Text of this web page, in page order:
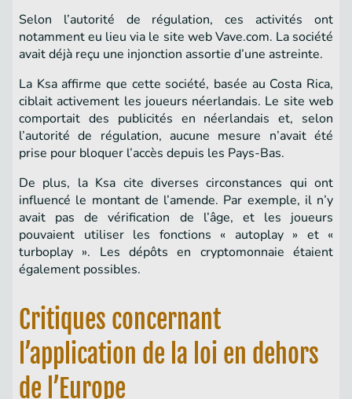
Selon l’autorité de régulation, ces activités ont
notamment eu lieu via le site web Vave.com. La société
avait déjà reçu une injonction assortie d’une astreinte.
La Ksa affirme que cette société, basée au Costa Rica,
ciblait activement les joueurs néerlandais. Le site web
comportait des publicités en néerlandais et, selon
l’autorité de régulation, aucune mesure n’avait été
prise pour bloquer l’accès depuis les Pays-Bas.
De plus, la Ksa cite diverses circonstances qui ont
influencé le montant de l’amende. Par exemple, il n’y
avait pas de vérification de l’âge, et les joueurs
pouvaient utiliser les fonctions « autoplay » et «
turboplay ». Les dépôts en cryptomonnaie étaient
également possibles.
Critiques concernant
l’application de la loi en dehors
de l’Europe